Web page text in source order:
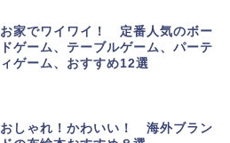
お家でワイワイ！ 定番人気のボー
ドゲーム、テーブルゲーム、パーテ
ィゲーム、おすすめ12選
おしゃれ！かわいい！ 海外ブラン